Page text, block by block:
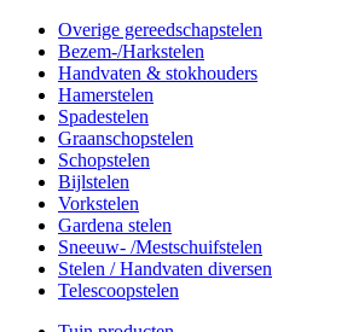
Overige gereedschapstelen
Bezem-/Harkstelen
Handvaten & stokhouders
Hamerstelen
Spadestelen
Graanschopstelen
Schopstelen
Bijlstelen
Vorkstelen
Gardena stelen
Sneeuw- /Mestschuifstelen
Stelen / Handvaten diversen
Telescoopstelen